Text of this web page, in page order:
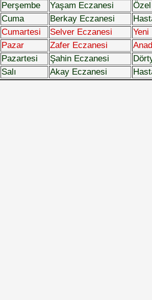
Perşembe Yaşam Eczanesi
Özel
Cuma Berkay Eczanesi
Cumartesi Selver Eczanesi
Yeni
Pazar Zafer Eczanesi
Pazartesi Şahin Eczanesi
Salı Akay Eczanesi